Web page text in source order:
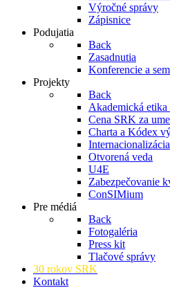
Výročné správy
Zápisnice
Podujatia
Back
Zasadnutia
Konferencie a
Projekty
Back
Akademická etika
Cena SRK za
Charta a Kódex
Internacionalizácia
Otvorená veda
U4E
Zabezpečovanie
ConSIMium
Pre médiá
Back
Fotogaléria
Press kit
Tlačové správy
30 rokov SRK
Kontakt